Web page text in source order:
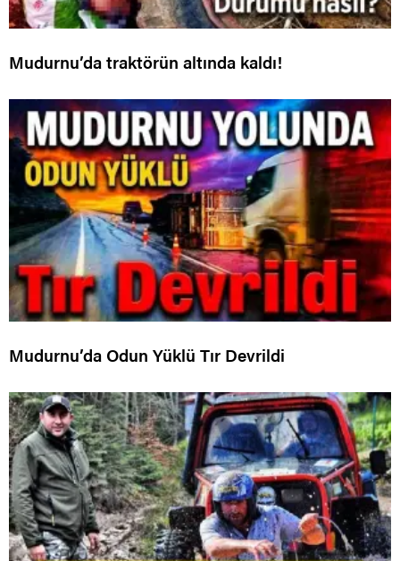
Mudurnu’da traktörün altında kaldı!
Mudurnu’da Odun Yüklü Tır Devrildi